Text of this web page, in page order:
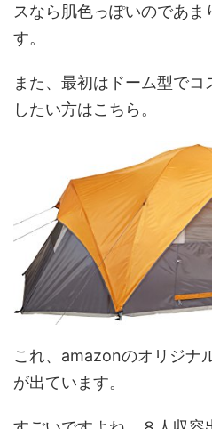
スなら肌色っぽいのであま
す。
また、最初はドーム型でコ
したい方はこちら。
これ、amazonのオリジナ
が出ています。